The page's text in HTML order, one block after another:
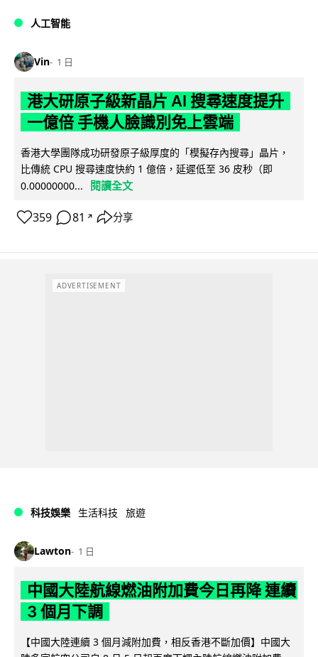
人工智能
Vin 1 日
港大研原子級新晶片 AI 搜尋速度提升
一億倍 手機人臉識別免上雲端
香港大學團隊成功研發原子級厚度的「模擬存內搜尋」晶片，
比傳統 CPU 搜尋速度快約 1 億倍，延遲低至 36 皮秒（即
0.00000000...
閱讀全文
359 81 ↗ 分享
ADVERTISEMENT
科技娛樂 生活科技 旅遊
Lawton 1 日
中國大陸航線燃油附加費今日再降 連續
3 個月下調
【中國大陸連續 3 個月減附加費，相反香港不斷加價】中國大